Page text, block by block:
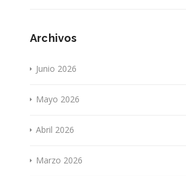
Archivos
Junio 2026
Mayo 2026
Abril 2026
Marzo 2026